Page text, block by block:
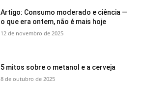
Artigo: Consumo moderado e ciência —
o que era ontem, não é mais hoje
12 de novembro de 2025
5 mitos sobre o metanol e a cerveja
8 de outubro de 2025